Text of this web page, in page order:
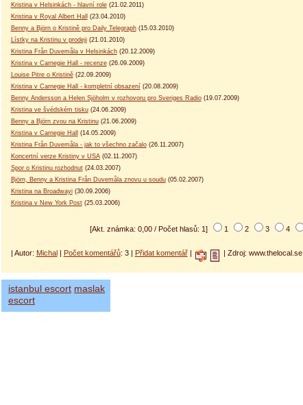
Kristina v Helsinkách - hlavní role(21.02.2011)
Kristina v Royal Albert Hall
(23.04.2010)
Benny a Björn o Kristině pro Daily Telegraph(15.03.2010)
Lístky na Kristinu v prodeji(21.01.2010)
Kristina Från Duvemåla v Helsinkách(20.12.2009)
Kristina v Carnegie Hall - recenze(26.09.2009)
Louise Pitre o Kristině(22.09.2009)
Kristina v Carnegie Hall - kompletní obsazení (20.08.2009)
Benny Andersson a Helen Sjöholm v rozhovoru pro Sveriges Radio(19.07.2009)
Kristina ve švédském tisku(24.06.2009)
Benny a Björn zvou na Kristinu(21.06.2009)
Kristina v Carnegie Hall
(14.05.2009)
Kristina Från Duvemåla - jak to všechno začalo(26.11.2007)
Koncertní verze Kristiny v USA(02.11.2007)
Spor o Kristinu rozhodnut(24.03.2007)
Björn, Benny a Kristina Från Duvemåla znovu u soudu(05.02.2007)
Kristina na Broadwayi(30.09.2006)
Kristina v New York Post(25.03.2006)
[Akt. známka: 0,00 / Počet hlasů: 1] 1 2 3 4
| Autor: Michal| Počet komentářů: 3 | Přidat komentář| | Zdroj: www.thelocal.se
istanbul escort maslak
escort